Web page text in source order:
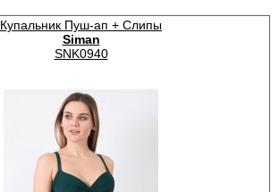
Купальник Пуш-ап + Слипы
Siman
SNK0940